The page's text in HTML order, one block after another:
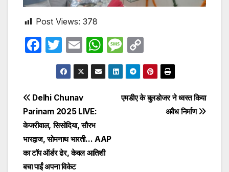
Post Views: 378
F
e
b
o
o
k
T
w
itt
er
E
m
ail
W
h
at
p
M
e
s
s
o
p
y
Post
navigation
एमडीए के बुलडोजर ने ध्वस्त किया
अवैध निर्माण
Delhi Chunav
Parinam 2025 LIVE:
केजरीवाल, सिसोदिया, सौरभ
भारद्वाज, सोमनाथ भारती… AAP
का टॉप ऑर्डर ढेर, केवल आतिशी
बचा पाईं अपना विकेट